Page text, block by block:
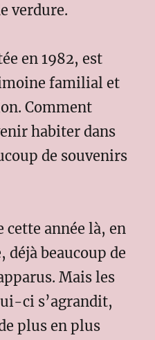
verdure.
en 1982, est
familial et
Comment
habiter dans
de souvenirs
cette année là, en
déjà beaucoup de
Mais les
ci s’agrandit,
plus en plus